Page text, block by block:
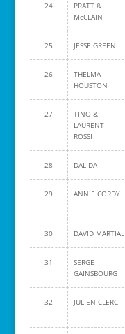
24
PRATT &
McCLAIN
25 JESSE GREEN
26
THELMA
HOUSTON
27
TINO &
LAURENT
ROSSI
28 DALIDA
29 ANNIE CORDY
30 DAVID MARTIAL
31
SERGE
GAINSBOURG
32 JULIEN CLERC